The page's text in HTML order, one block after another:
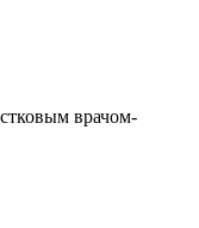
врачом-